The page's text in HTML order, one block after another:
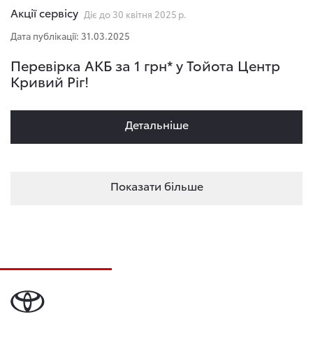
Акції сервісу Діє до 30 квітня 2025 р.
Дата публікації: 31.03.2025
Перевірка АКБ за 1 грн* у Тойота Центр
Кривий Ріг!
Детальнiше
Показати більше